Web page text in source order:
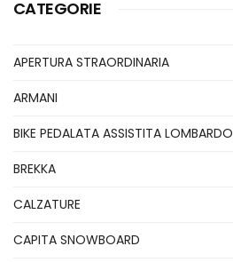
CATEGORIE
APERTURA STRAORDINARIA
ARMANI
BIKE PEDALATA ASSISTITA LOMBARDO
BREKKA
CALZATURE
CAPITA SNOWBOARD